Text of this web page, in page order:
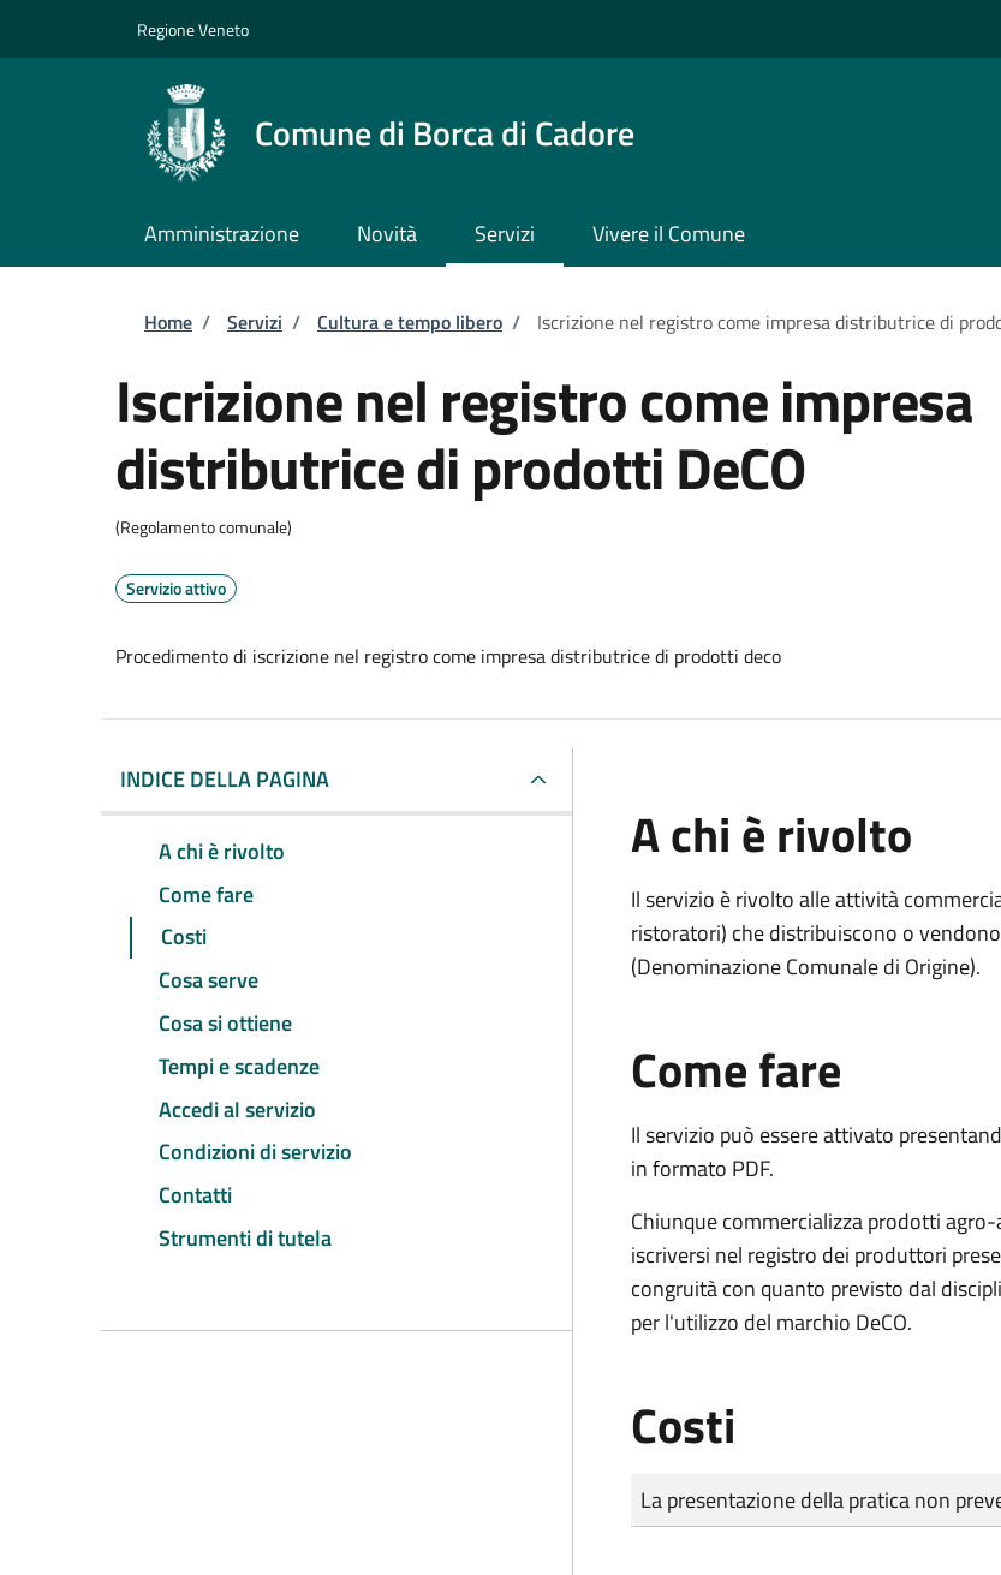
Regione Veneto
Comune di Borca di Cadore
Amministrazione Novità Servizi Vivere il Comune
Briciole di pane
Home / Servizi / Cultura e tempo libero / Iscrizione nel registro come impresa distributrice di
Iscrizione nel registro come impresa
distributrice di prodotti DeCO
(Regolamento comunale)
Servizio attivo
Procedimento di iscrizione nel registro come impresa distributrice di prodotti deco
INDICE DELLA PAGINA
A chi è rivolto
Come fare
Costi
Cosa serve
Cosa si ottiene
Tempi e scadenze
Accedi al servizio
Condizioni di servizio
Contatti
Strumenti di tutela
A chi è rivolto
Il servizio è rivolto alle attività
ristoratori) che distribuiscono o
(Denominazione Comunale di Origine).
Come fare
Il servizio può essere attivato
in formato PDF.
Chiunque commercializza prodotti
iscriversi nel registro dei produttori
congruità con quanto previsto dal
per l'utilizzo del marchio DeCO.
Costi
Tipo di pagamento
Importo
La presentazione della pratica non